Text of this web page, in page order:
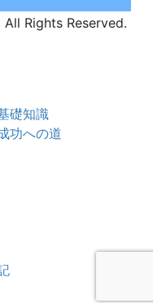
Rights Reserved.
礎知識
功への道